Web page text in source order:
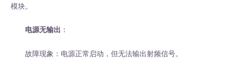
模块。
电源无输出 ：
故障现象：电源正常启动，但无法输出射频信号。